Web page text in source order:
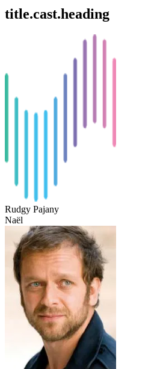
title.cast.heading
Rudgy Pajany
Naël